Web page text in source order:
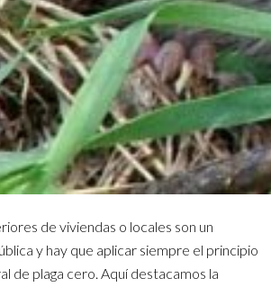
de viviendas o locales son un
y hay que aplicar siempre el principio
de plaga cero. Aquí destacamos la